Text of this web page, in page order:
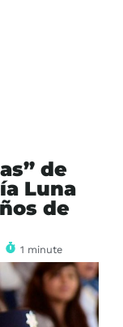
de
Luna
de
1 minute